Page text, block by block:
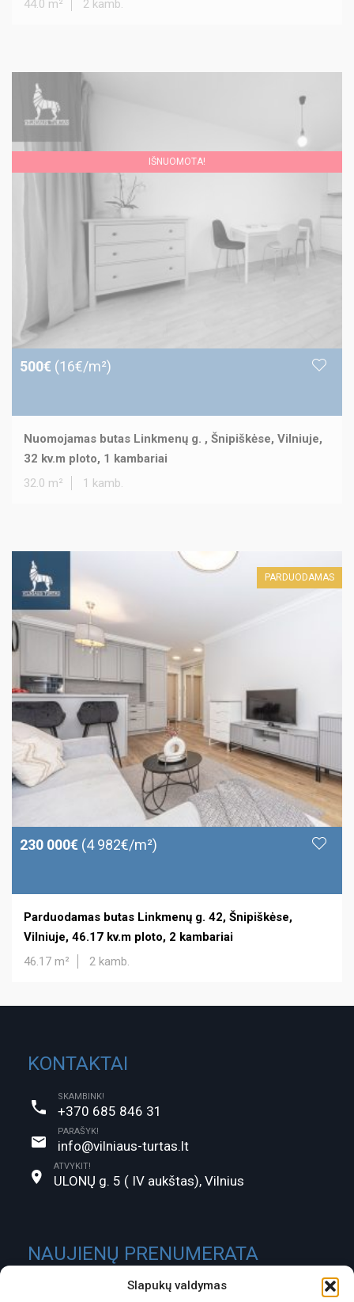
Slapukų valdymas
44.0 m²
2 kamb.
IŠNUOMOTA!
500€ (16€/m²)
Nuomojamas butas Linkmenų g. , Šnipiškėse, Vilniuje,
32 kv.m ploto, 1 kambariai
32.0 m²
1 kamb.
PARDUODAMAS
230 000€ (4 982€/m²)
Parduodamas butas Linkmenų g. 42, Šnipiškėse,
Vilniuje, 46.17 kv.m ploto, 2 kambariai
46.17 m²
2 kamb.
KONTAKTAI
SKAMBINK!
+370 685 846 31
PARAŠYK!
info@vilniaus-turtas.lt
ATVYKIT!
ULONŲ g. 5 ( IV aukštas), Vilnius
NAUJIENŲ PRENUMERATA